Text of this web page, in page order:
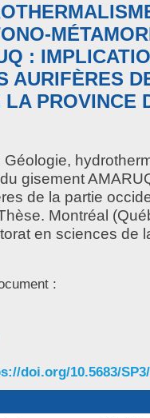
:
AURIFÈRES
PROVINCE
Géologie,
gisement
de la partie
Montréal
en sciences de
:
doi.org/10.5683/